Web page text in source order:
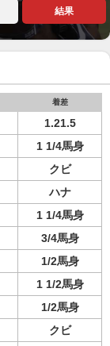
結果
着差
1.21.5
1 1/4馬身
クビ
ハナ
1 1/4馬身
3/4馬身
1/2馬身
1 1/2馬身
1/2馬身
クビ